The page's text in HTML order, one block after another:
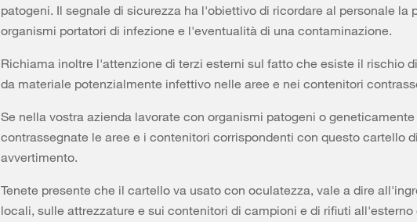
patogeni. Il segnale di sicurezza ha l'obiettivo di ricordare al personale la
organismi portatori di infezione e l'eventualità di una contaminazione.
Richiama inoltre l'attenzione di terzi esterni sul fatto che esiste il rischio
da materiale potenzialmente infettivo nelle aree e nei contenitori
Se nella vostra azienda lavorate con organismi patogeni o
contrassegnate le aree e i contenitori corrispondenti con questo cartello di
avvertimento.
Tenete presente che il cartello va usato con oculatezza, vale a dire
locali, sulle attrezzature e sui contenitori di campioni e di rifiuti all'esterno